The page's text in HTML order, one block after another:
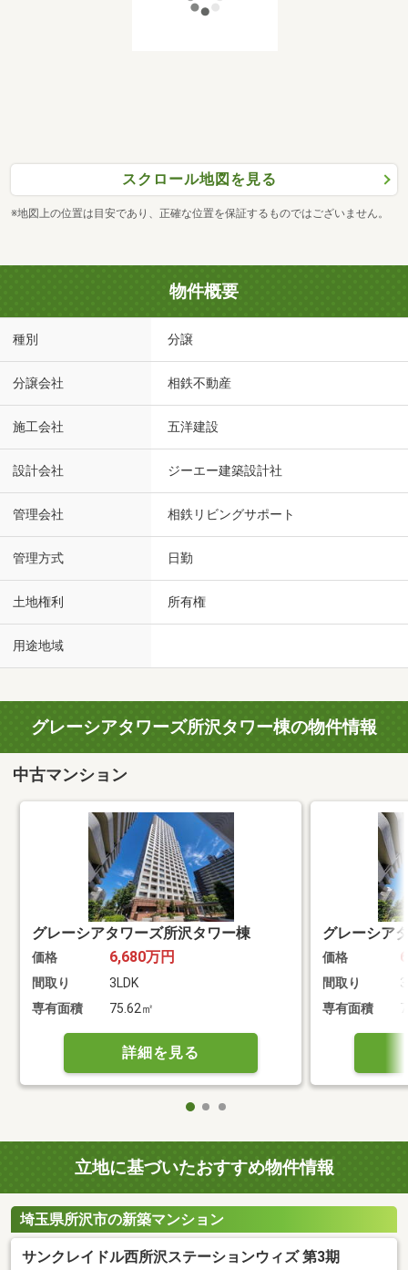
スクロール地図を見る
※地図上の位置は目安であり、正確な位置を保証するものではございません。
物件概要
種別 分譲
分譲会社 相鉄不動産
施工会社 五洋建設
設計会社 ジーエー建築設計社
管理会社 相鉄リビングサポート
管理方式 日勤
土地権利 所有権
用途地域
グレーシアタワーズ所沢タワー棟の物件情報
中古マンション
グレーシアタワーズ所沢タワー棟
価格 6,680万円
間取り
3LDK
専有面積
75.62㎡
詳細を見る
グレーシア
価格
間取り
専有面積
立地に基づいたおすすめ物件情報
埼玉県所沢市の新築マンション
サンクレイドル西所沢ステーションウィズ 第3期